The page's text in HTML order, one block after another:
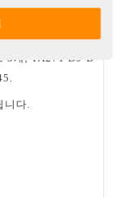
4444, PicoC
3개 , TA271 D9-B
니다.